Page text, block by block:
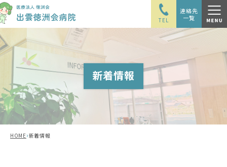
TEL
連絡先
一覧
新着情報
HOME›新着情報